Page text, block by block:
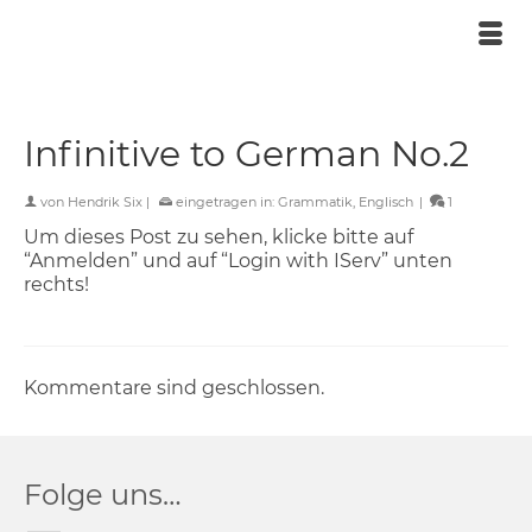
Infinitive to German No.2
von Hendrik Six | eingetragen in: Grammatik, Englisch | 1
Um dieses Post zu sehen, klicke bitte auf
“Anmelden” und auf “Login with IServ” unten
rechts!
Kommentare sind geschlossen.
Folge uns…